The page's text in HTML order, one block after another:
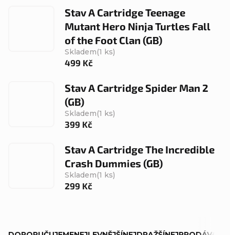
Stav A Cartridge Teenage
Mutant Hero Ninja Turtles Fall
of the Foot Clan (GB)
Skladem(1 ks)
499 Kč
Stav A Cartridge Spider Man 2
(GB)
Skladem(1 ks)
399 Kč
Stav A Cartridge The Incredible
Crash Dummies (GB)
Skladem(1 ks)
299 Kč